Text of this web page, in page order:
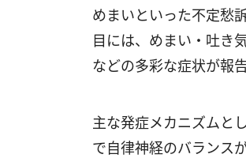
めまいといった不定愁
目には、めまい・吐き
などの多彩な症状が報
主な発症メカニズムと
で自律神経のバランス